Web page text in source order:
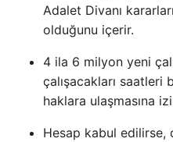
Adalet Divanı
olduğunu içerir.
4 ila 6 milyon yeni
çalışacakları
haklara ulaşmasına
Hesap kabul edilirse,